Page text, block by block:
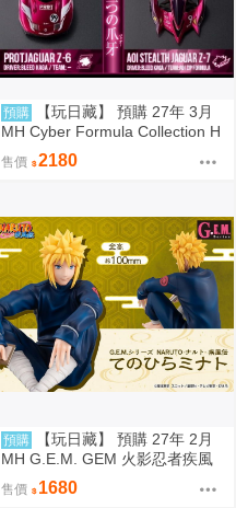
預購
【玩日藏】 預購 27年 3月
MH Cyber Formula Collection H
eritage Edition CFC HE 閃電霹
靂車 繼承之豹魂 美洲豹 Z-6 & A
售價 2180
預購
【玩日藏】 預購 27年 2月
MH G.E.M. GEM 火影忍者疾風
傳 Palm size 掌心 掌中 波風湊
波風水門 代理版
售價 1680